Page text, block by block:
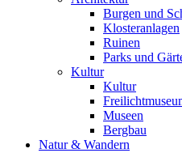
Burgen und
Klosteranlagen
Ruinen
Parks und
Kultur
Kultur
Museen
Bergbau
Natur & Wandern